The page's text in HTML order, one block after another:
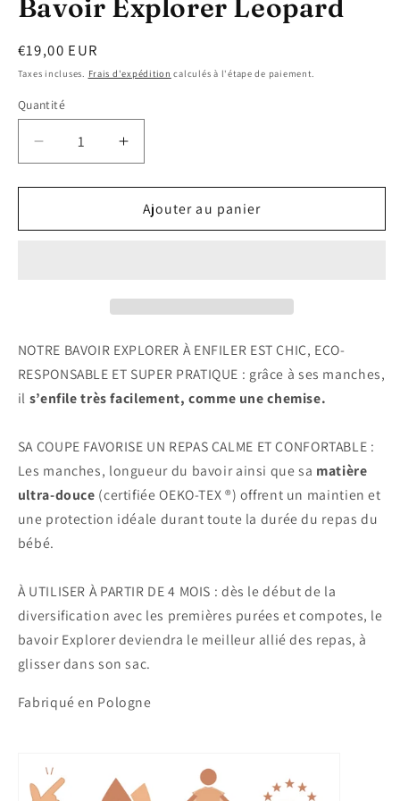
modale
Bavoir Explorer Leopard
Prix
habituel
€19,00 EUR
Taxes incluses. Frais d'expédition calculés à l'étape de paiement.
Quantité
Réduire
la
quantité
Bavoir
Augmenter
la
quantité
Bavoir
Ajouter au panier
NOTRE BAVOIR EXPLORER À ENFILER EST CHIC, ECO-
RESPONSABLE ET SUPER PRATIQUE : grâce à ses manches,
il s’enfile très facilement, comme une chemise.
SA COUPE FAVORISE UN REPAS CALME ET CONFORTABLE :
Les manches, longueur du bavoir ainsi que sa matière
ultra-douce (certifiée OEKO-TEX ®) offrent un maintien et
une protection idéale durant toute la durée du repas du
bébé.
À UTILISER À PARTIR DE 4 MOIS : dès le début de la
diversification avec les premières purées et compotes, le
bavoir Explorer deviendra le meilleur allié des repas, à
glisser dans son sac.
Fabriqué en Pologne